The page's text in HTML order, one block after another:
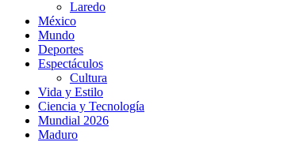
Laredo
México
Mundo
Deportes
Espectáculos
Cultura
Vida y Estilo
Ciencia y Tecnología
Mundial 2026
Maduro